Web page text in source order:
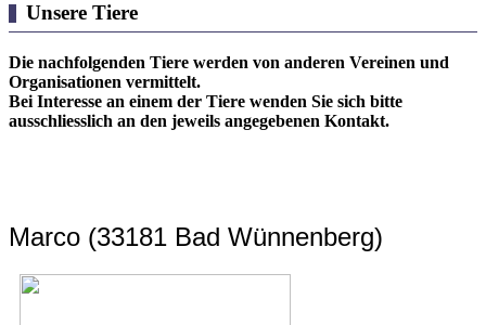
Unsere Tiere
Die nachfolgenden Tiere werden von anderen Vereinen und
Organisationen vermittelt.
Bei Interesse an einem der Tiere wenden Sie sich bitte
ausschliesslich an den jeweils angegebenen Kontakt.
Marco (33181 Bad Wünnenberg)